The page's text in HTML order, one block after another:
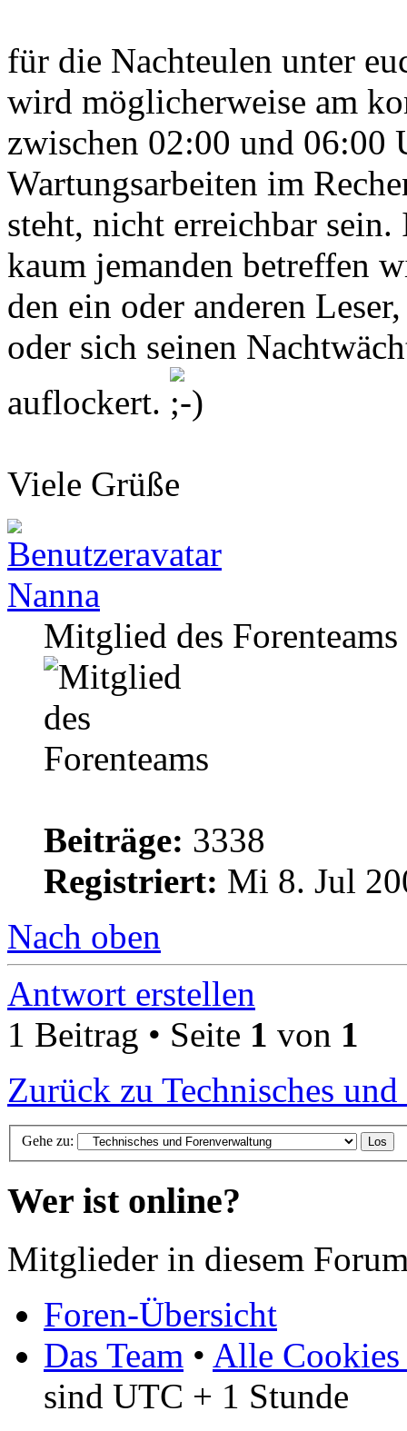
für die Nachteulen unter
wird möglicherweise am
zwischen 02:00 und 06:00
Wartungsarbeiten im
steht, nicht erreichbar sein.
kaum jemanden betreffen
den ein oder anderen
oder sich seinen
auflockert.
Viele Grüße
Nanna
Mitglied des Forenteams
Beiträge: 3338
Registriert: Mi 8. Jul
Nach oben
Antwort erstellen
1 Beitrag • Seite 1 von 1
Zurück zu Technisches
Gehe zu:
Wer ist online?
Mitglieder in diesem
Foren-Übersicht
Das Team • Alle Cookies
sind UTC + 1 Stunde